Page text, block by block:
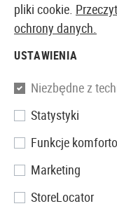
Strona główna
8 Produkty
pliki cookie.
ochrony danych.
USTAWIENIA
Niezbędne z
Statystyki
Funkcje
Marketing
StoreLocator